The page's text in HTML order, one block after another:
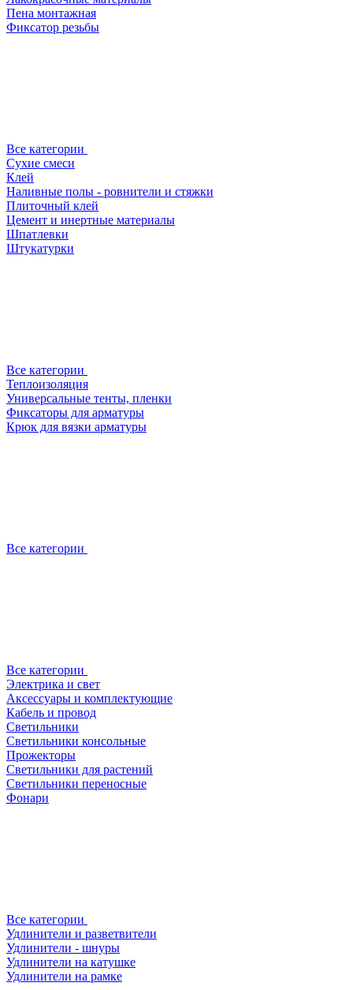
Пена монтажная
Фиксатор резьбы
Все категории
Сухие смеси
Клей
Наливные полы - ровнители и стяжки
Плиточный клей
Цемент и инертные материалы
Шпатлевки
Штукатурки
Все категории
Теплоизоляция
Универсальные тенты, пленки
Фиксаторы для арматуры
Крюк для вязки арматуры
Все категории
Все категории
Электрика и свет
Аксессуары и комплектующие
Кабель и провод
Светильники
Светильники консольные
Прожекторы
Светильники для растений
Светильники переносные
Фонари
Все категории
Удлинители и разветвители
Удлинители - шнуры
Удлинители на катушке
Удлинители на рамке